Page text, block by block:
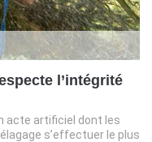
l’intégrité
acte artificiel dont les
s’effectuer le plus